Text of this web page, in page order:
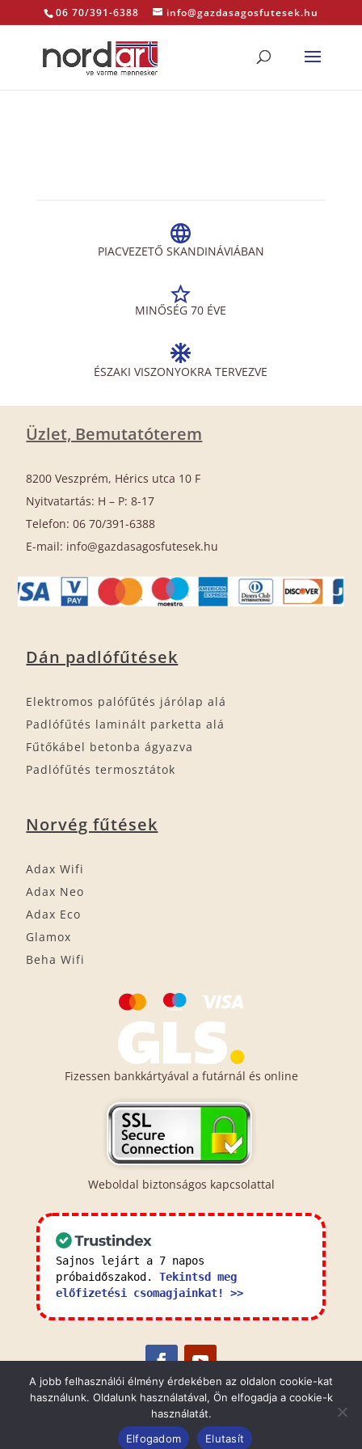
06 70/391-6388 info@gazdasagosfutesek.hu
PIACVEZETŐ SKANDINÁVIÁBAN
MINŐSÉG 70 ÉVE
ÉSZAKI VISZONYOKRA TERVEZVE
Üzlet, Bemutatóterem
8200 Veszprém, Hérics utca 10 F
Nyitvatartás: H – P: 8-17
Telefon: 06 70/391-6388
E-mail: info@gazdasagosfutesek.hu
Dán padlófűtések
Elektromos palófűtés járólap alá
Padlófűtés laminált parketta alá
Fűtőkábel betonba ágyazva
Padlófűtés termosztátok
Norvég fűtések
Adax Wifi
Adax Neo
Adax Eco
Glamox
Beha Wifi
Fizessen bankkártyával a futárnál és online
Weboldal biztonságos kapcsolattal
Sajnos lejárt a 7 napos
próbaidőszakod. Tekintsd meg
előfizetési csomagjainkat! >>
Általános Szerződési Feltételek
Adatkezelési
Tájékoztató
© 2023 NordArt Heating Kft. Minden jog fenntartva.
A jobb felhasználói élmény érdekében az oldalon cookie-kat
használunk. Oldalunk használatával, Ön elfogadja a cookie-k
használatát.
Elfogadom
Elutasít